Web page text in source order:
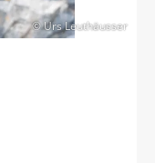
© Urs Leuthäusser